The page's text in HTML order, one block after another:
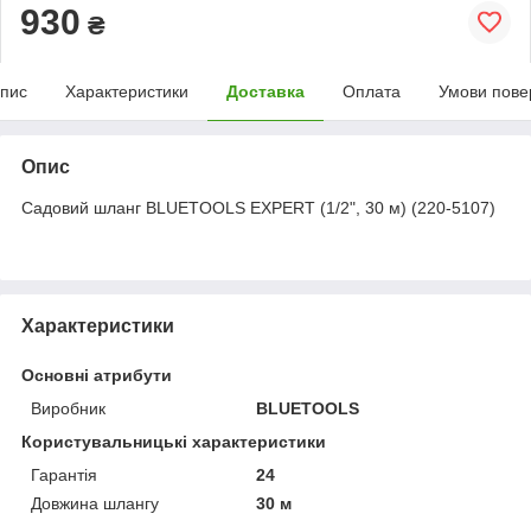
930 ₴
Характеристики Доставка Оплата Умови
Опис
Садовий шланг BLUETOOLS EXPERT (1/2", 30 м) (220-5107)
Характеристики
Основні атрибути
Виробник
BLUETOOLS
Користувальницькі характеристики
Гарантія
24
Довжина шлангу
30 м